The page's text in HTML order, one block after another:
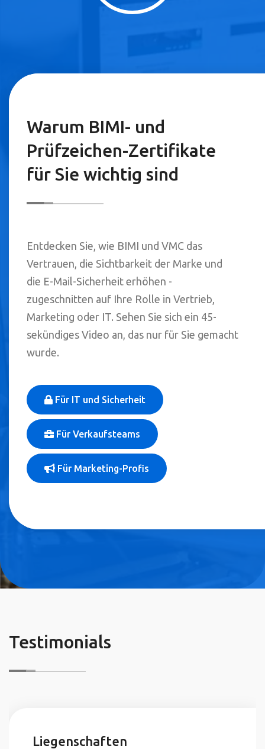
Warum BIMI- und
Prüfzeichen-Zertifikate
für Sie wichtig sind
Entdecken Sie, wie BIMI und VMC das
Vertrauen, die Sichtbarkeit der Marke und
die E-Mail-Sicherheit erhöhen -
zugeschnitten auf Ihre Rolle in Vertrieb,
Marketing oder IT. Sehen Sie sich ein 45-
sekündiges Video an, das nur für Sie gemacht
wurde.
Für IT und Sicherheit
Für Verkaufsteams
Für Marketing-Profis
Testimonials
Liegenschaften